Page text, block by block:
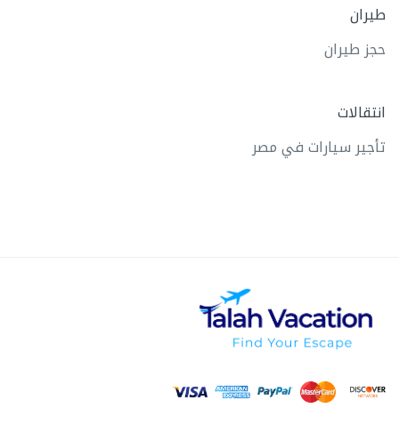
طيران
حجز طيران
انتقالات
تأجير سيارات في مصر